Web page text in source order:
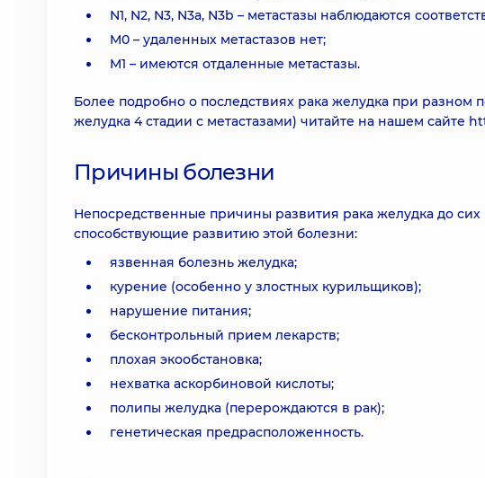
N1, N2, N3, N3a, N3b – метастазы наблюдаются
M0 – удаленных метастазов нет;
M1 – имеются отдаленные метастазы.
Более подробно о последствиях рака желудка при
желудка 4 стадии с метастазами) читайте на нашем сайте
Причины болезни
Непосредственные причины развития рака желудка до
способствующие развитию этой болезни:
язвенная болезнь желудка;
курение (особенно у злостных курильщиков);
нарушение питания;
бесконтрольный прием лекарств;
плохая экообстановка;
нехватка аскорбиновой кислоты;
полипы желудка (перерождаются в рак);
генетическая предрасположенность.